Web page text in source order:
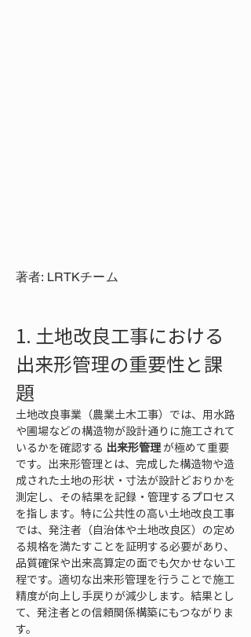
著者: LRTKチーム
1. 土地改良工事における
出来形管理の重要性と課
題
土地改良事業（農業土木工事）では、用水路
や圃場などの構造物が設計通りに施工されて
いるかを確認する 出来形管理 が極めて重要
です。出来形管理とは、完成した構造物や造
成された土地の形状・寸法が設計どおりかを
測定し、その結果を記録・管理するプロセス
を指します。特に公共性の高い土地改良工事
では、発注者（自治体や土地改良区）の定め
る規格を満たすことを証明する必要があり、
品質確保や出来高算定の面でも欠かせない工
程です。適切な出来形管理を行うことで施工
精度が向上し手戻りが減少します。結果とし
て、発注者との信頼関係構築にもつながりま
す。